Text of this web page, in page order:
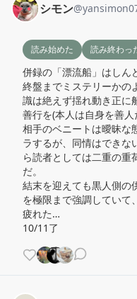
シモン@
読み始めた 読み終わっ
併録の「漂流船」はしん
終盤までミステリーかの
識は絶えず揺れ動き正に
善行を(本人は自身を善
相手のベニートは曖昧な
ラするが、同情はできな
ら読者としては二重の重
だ。
結末を迎えても黒人側の
を極限まで強調していて
疲れた…
10/11了